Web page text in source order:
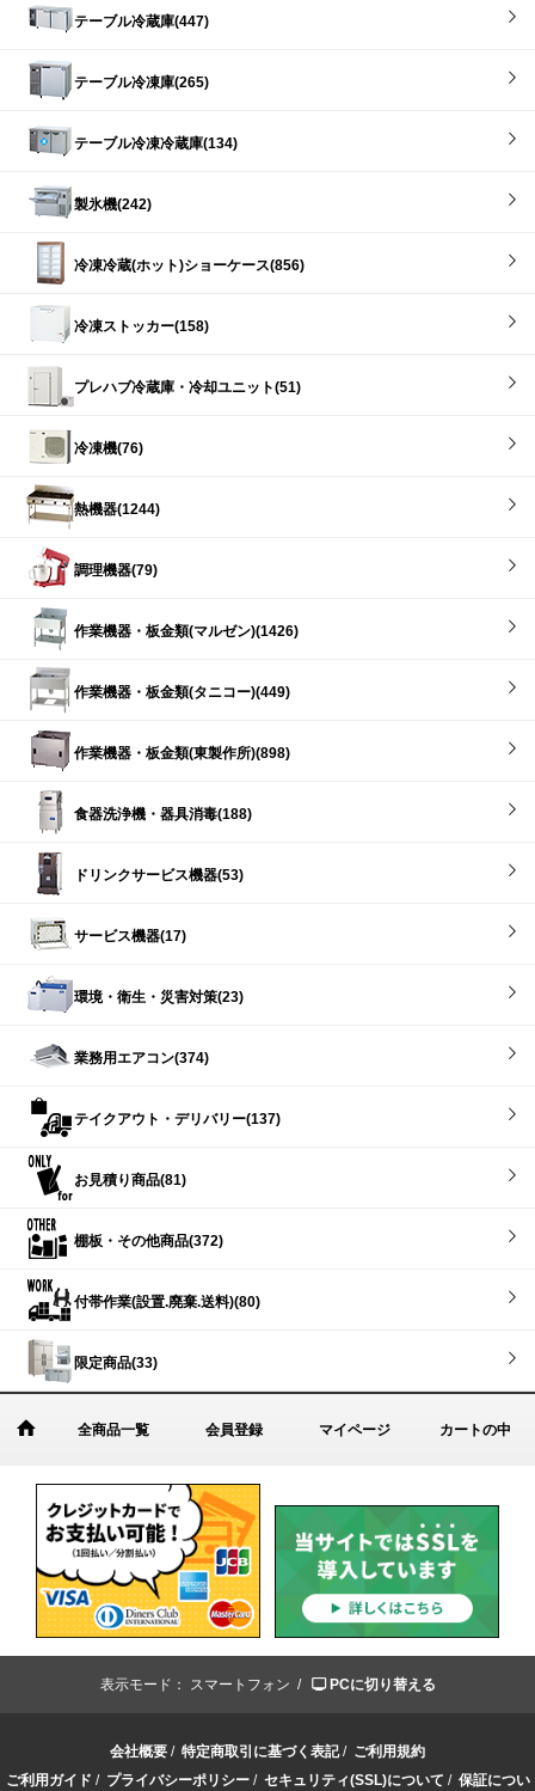
テーブル冷蔵庫(447)
テーブル冷凍庫(265)
テーブル冷凍冷蔵庫(134)
製氷機(242)
冷凍冷蔵(ホット)ショーケース(856)
冷凍ストッカー(158)
プレハブ冷蔵庫・冷却ユニット(51)
冷凍機(76)
熱機器(1244)
調理機器(79)
作業機器・板金類(マルゼン)(1426)
作業機器・板金類(タニコー)(449)
作業機器・板金類(東製作所)(898)
食器洗浄機・器具消毒(188)
ドリンクサービス機器(53)
サービス機器(17)
環境・衛生・災害対策(23)
業務用エアコン(374)
テイクアウト・デリバリー(137)
お見積り商品(81)
棚板・その他商品(372)
付帯作業(設置.廃棄.送料)(80)
限定商品(33)
全商品一覧 会員登録 マイページ カートの中
表示モード： スマートフォン / PCに切り替える
会社概要 / 特定商取引に基づく表記/ ご利用規約
ご利用ガイド / プライバシーポリシー/ セキュリティ(SSL)について / 保証につい